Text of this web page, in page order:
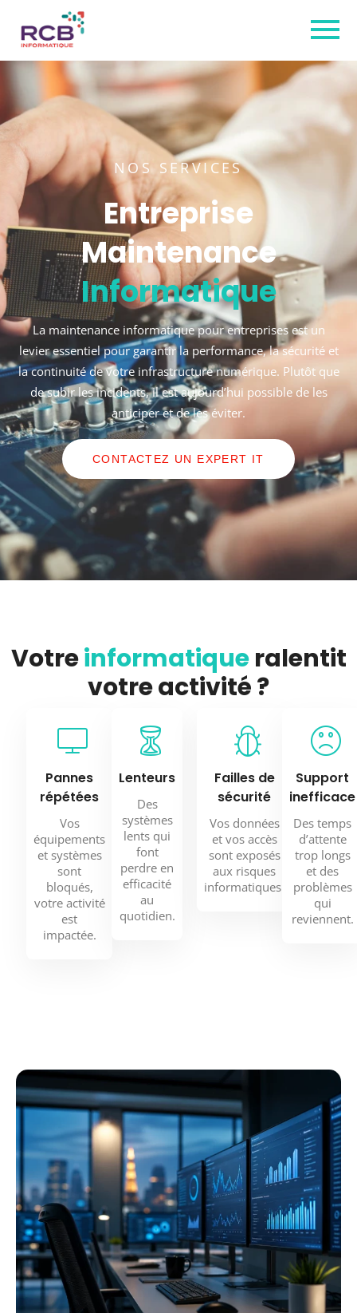
NOS SERVICES
Entreprise
Maintenance
Informatique
La maintenance informatique pour entreprises est un
levier essentiel pour garantir la performance, la sécurité et
la continuité de votre infrastructure numérique. Plutôt que
de subir les incidents, il est aujourd’hui possible de les
anticiper et de les éviter.
CONTACTEZ UN EXPERT IT
Votreinformatiqueralentit
votre activité ?
Pannes
répétées
Vos
équipements
et systèmes
sont
bloqués,
votre activité
est
impactée.
Lenteurs
Des
systèmes
lents qui
font
perdre en
efficacité
au
quotidien.
Failles de
sécurité
Vos données
et vos accès
sont exposés
aux risques
informatiques.
Support
inefficace
Des temps
d’attente
trop longs
et des
problèmes
qui
reviennent.